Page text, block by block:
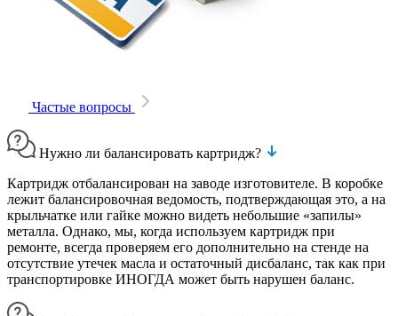
Частые вопросы
Нужно ли балансировать картридж?
Картридж отбалансирован на заводе изготовителе. В коробке
лежит балансировочная ведомость, подтверждающая это, а на
крыльчатке или гайке можно видеть небольшие «запилы»
металла. Однако, мы, когда используем картридж при
ремонте, всегда проверяем его дополнительно на стенде на
отсутствие утечек масла и остаточный дисбаланс, так как при
транспортировке ИНОГДА может быть нарушен баланс.